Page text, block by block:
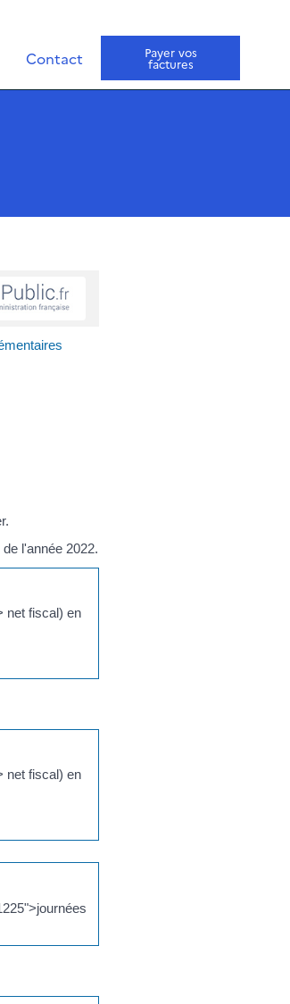
Contact Payer vos
factures
l'année 2022.
net fiscal) en
net fiscal) en